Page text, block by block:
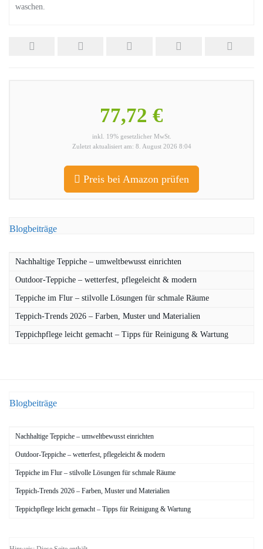
waschen.
77,72 €
inkl. 19% gesetzlicher MwSt.
Zuletzt aktualisiert am: 8. August 2026 8:04
Preis bei Amazon prüfen
Blogbeiträge
Nachhaltige Teppiche – umweltbewusst einrichten
Outdoor-Teppiche – wetterfest, pflegeleicht & modern
Teppiche im Flur – stilvolle Lösungen für schmale Räume
Teppich-Trends 2026 – Farben, Muster und Materialien
Teppichpflege leicht gemacht – Tipps für Reinigung & Wartung
Blogbeiträge
Nachhaltige Teppiche – umweltbewusst einrichten
Outdoor-Teppiche – wetterfest, pflegeleicht & modern
Teppiche im Flur – stilvolle Lösungen für schmale Räume
Teppich-Trends 2026 – Farben, Muster und Materialien
Teppichpflege leicht gemacht – Tipps für Reinigung & Wartung